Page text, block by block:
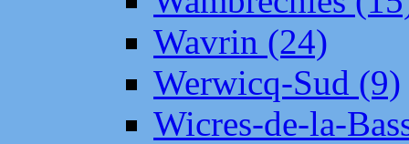
Wavrin (24)
Werwicq-Sud (9)
Wicres-de-la-